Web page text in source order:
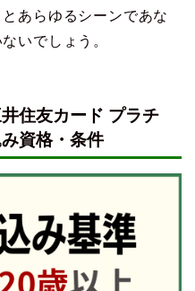
あらゆるシーンであな
いでしょう。
住友カード プラチ
資格・条件